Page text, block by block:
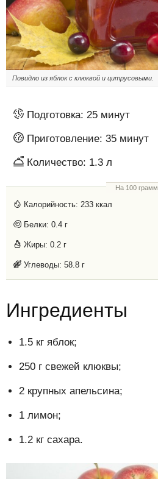
Повидло из яблок с клюквой и цитрусовыми.
Подготовка: 25 минут
Приготовление: 35 минут
Количество: 1.3 л
На 100 грамм
Калорийность: 233 ккал
Белки: 0.4 г
Жиры: 0.2 г
Углеводы: 58.8 г
Ингредиенты
1.5 кг яблок;
250 г свежей клюквы;
2 крупных апельсина;
1 лимон;
1.2 кг сахара.